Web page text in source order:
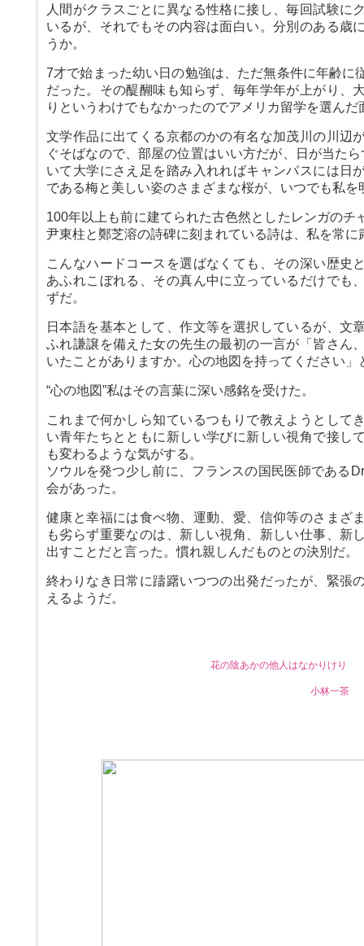
人間がクラスごとに異なる性格に接し、毎回試験に
いるが、それでもその内容は面白い。分別のある歳
うか。
7才で始まった幼い日の勉強は、ただ無条件に年齢に
だった。その醍醐味も知らず、毎年学年が上がり、
りというわけでもなかったのでアメリカ留学を選ん
文学作品に出てくる京都のかの有名な加茂川の川辺
ぐそばなので、部屋の位置はいい方だが、日が当た
いて大学にさえ足を踏み入れればキャンパスには日
である梅と美しい姿のさまざまな桜が、いつでも私を
100年以上も前に建てられた古色然としたレンガのチ
尹東柱と鄭芝溶の詩碑に刻まれている詩は、私を常に
こんなハードコースを選ばなくても、その深い歴史
あふれこぼれる、その真ん中に立っているだけでも
ずだ。
日本語を基本として、作文等を選択しているが、文
ふれ謙譲を備えた女の先生の最初の一言が「皆さん
いたことがありますか。心の地図を持ってください」
“心の地図”私はその言葉に深い感銘を受けた。
これまで何かしら知ているつもりで教えようとして
い青年たちとともに新しい学びに新しい視角で接し
も変わるような気がする。
ソウルを発つ少し前に、フランスの国民医師である
会があった。
健康と幸福には食べ物、運動、愛、信仰等のさまざ
も劣らず重要なのは、新しい視角、新しい仕事、新
出すことだと言った。慣れ親しんだものとの決別だ。
終わりなき日常に躊躇いつつの出発だったが、緊張
えるようだ。
花の陰あかの他人はなかりけり
小林一茶